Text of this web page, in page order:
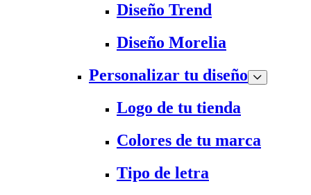
Diseño Trend
Diseño Morelia
Personalizar tu diseño
Logo de tu tienda
Colores de tu marca
Tipo de letra